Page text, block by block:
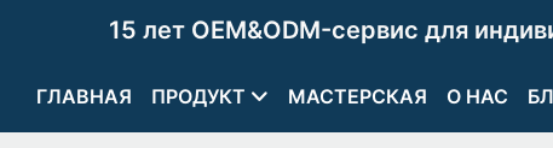
15 лет OEM&ODM-сервис для
ГЛАВНАЯ ПРОДУКТ МАСТЕРСКАЯ О НАС